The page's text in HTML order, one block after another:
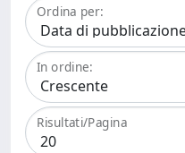
Ordina per:
In ordine:
Risultati/Pagina